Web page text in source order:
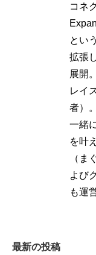
コネ
とい
拡張
展開
レイ
者）
一緒
を叶
（ま
よび
も運
最新の投稿